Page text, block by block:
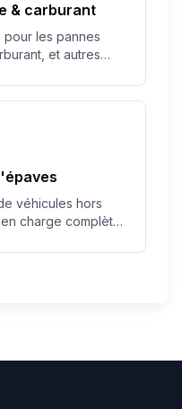
& carburant
les pannes
et autres
véhicules hors
charge complète